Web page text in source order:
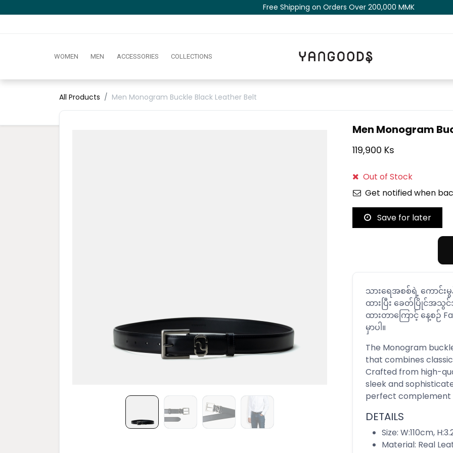
Free Shipping on Orders Over 200,000 MM​K​​ ​​​
WOMEN MEN ACCESSORIES COLLECTIONS
All Products Men Monogram Buckle Black Leather Belt
Men Monogram
119,900 Ks
Out of Stock
Get notified when
Save for later
သားရေအစစ်ရဲ့ ကောင်း
ထားပြီး ခေတ်ပြိုင်အ
ထားတာကြောင့် နေ့စဉ်
မှာပါ။
The Monogram
that combines
Crafted from high-
sleek and
perfect complement
DETAILS
Size: W:110cm,
Material: Real